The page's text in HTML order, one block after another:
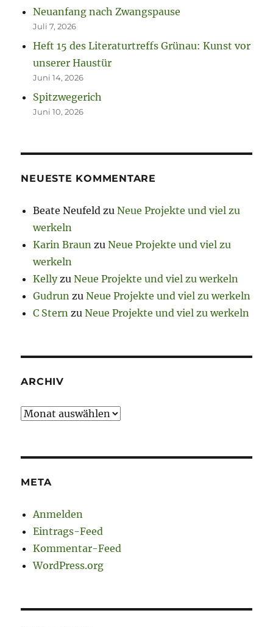
Neuanfang nach Zwangspause
Juli 7, 2026
Heft 15 des Literaturtreffs Grünau: Kunst vor
unserer Haustür
Juni 14, 2026
Spitzwegerich
Juni 10, 2026
NEUESTE KOMMENTARE
Beate Neufeld zuNeue Projekte und viel zu
werkeln
Karin Braun zuNeue Projekte und viel zu
werkeln
KellyzuNeue Projekte und viel zu werkeln
Gudrun zuNeue Projekte und viel zu werkeln
C Stern zuNeue Projekte und viel zu werkeln
ARCHIV
Archiv
META
Anmelden
Eintrags-Feed
Kommentar-Feed
WordPress.org